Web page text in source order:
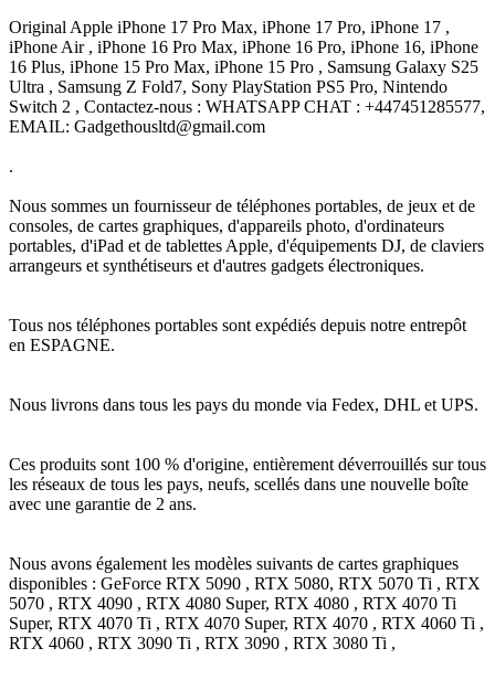
Original Apple iPhone 17 Pro Max, iPhone 17 Pro, iPhone 17 ,
iPhone Air , iPhone 16 Pro Max, iPhone 16 Pro, iPhone 16, iPhone
16 Plus, iPhone 15 Pro Max, iPhone 15 Pro , Samsung Galaxy S25
Ultra , Samsung Z Fold7, Sony PlayStation PS5 Pro, Nintendo
Switch 2 , Contactez-nous : WHATSAPP CHAT : +447451285577,
EMAIL: Gadgethousltd@gmail.com
.
Nous sommes un fournisseur de téléphones portables, de jeux et de
consoles, de cartes graphiques, d'appareils photo, d'ordinateurs
portables, d'iPad et de tablettes Apple, d'équipements DJ, de claviers
arrangeurs et synthétiseurs et d'autres gadgets électroniques.
Tous nos téléphones portables sont expédiés depuis notre entrepôt
en ESPAGNE.
Nous livrons dans tous les pays du monde via Fedex, DHL et UPS.
Ces produits sont 100 % d'origine, entièrement déverrouillés sur tous
les réseaux de tous les pays, neufs, scellés dans une nouvelle boîte
avec une garantie de 2 ans.
Nous avons également les modèles suivants de cartes graphiques
disponibles : GeForce RTX 5090 , RTX 5080, RTX 5070 Ti , RTX
5070 , RTX 4090 , RTX 4080 Super, RTX 4080 , RTX 4070 Ti
Super, RTX 4070 Ti , RTX 4070 Super, RTX 4070 , RTX 4060 Ti ,
RTX 4060 , RTX 3090 Ti , RTX 3090 , RTX 3080 Ti ,